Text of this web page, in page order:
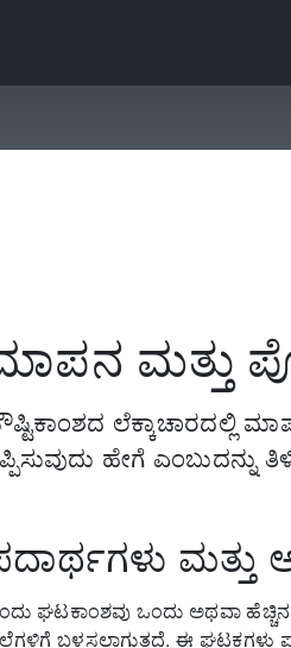
ಮತ್ತು
ಲೆಕ್ಕಾಚಾರದಲ್ಲಿ
ಹೇಗೆ ಎಂಬುದನ್ನು
ಘಟಕಾಂಶವು ಒಂದು ಅಥವಾ
ಬಳಸಲಾಗುತ್ತದೆ. ಈ ಘಟಕಗಳು